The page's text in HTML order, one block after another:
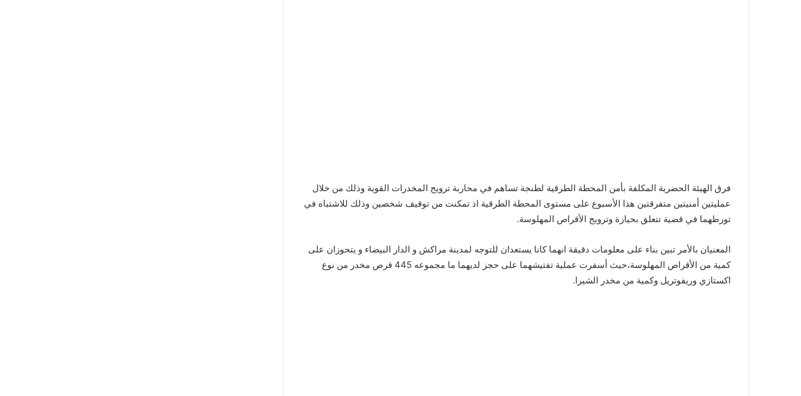
فرق الهيئة الحضرية المكلفة بأمن المحطة الطرقية لطنجة تساهم في محاربة ترويج المخدرات القوية وذلك من خلال
عمليتين أمنيتين متفرقتين هذا الأسبوع على مستوى المحطة الطرقية اذ تمكنت من توقيف شخصين وذلك للاشتباه في
تورطهما في قضية تتعلق بحيازة وترويج الأقراص المهلوسة.
المعنيان بالأمر تبين بناء على معلومات دقيقة انهما كانا يستعدان للتوجه لمدينة مراكش و الدار البيضاء و يتحوزان على
كمية من الأقراص المهلوسة،حيث أسفرت عملية تفتيشهما على حجز لديهما ما مجموعه 445 قرص مخدر من نوع
اكستازي وريفوتريل وكمية من مخدر الشيرا.